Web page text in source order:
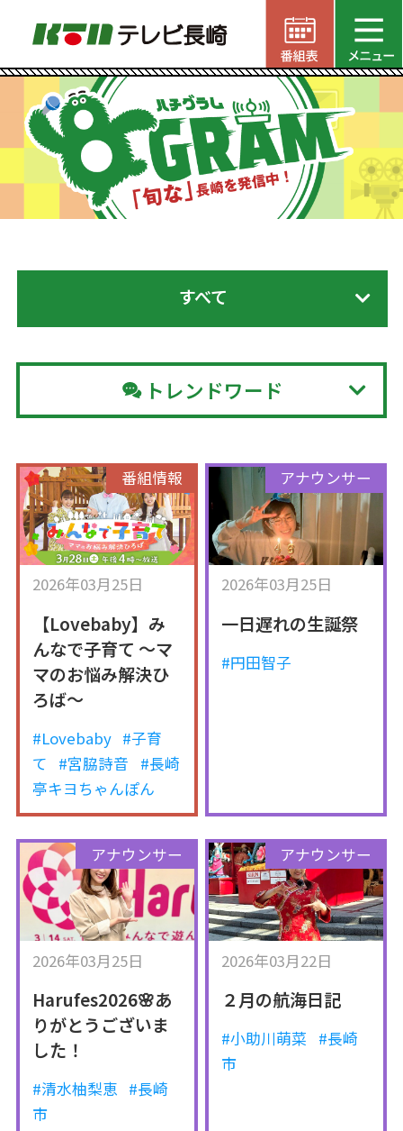
すべて
トレンドワード
2026年03月25日
【Lovebaby】み
んなで子育て ～マ
マのお悩み解決ひ
ろば～
#Lovebaby #子育
て
#宮脇詩音
#長崎
亭キヨちゃんぽん
番組情報
2026年03月25日
一日遅れの生誕祭
#円田智子
アナウンサー
2026年03月25日
Harufes2026🌸あ
りがとうございま
した！
#清水柚梨恵 #長崎
市
アナウンサー
2026年03月22日
２月の航海日記
#小助川萌菜
#長崎
市
アナウンサー